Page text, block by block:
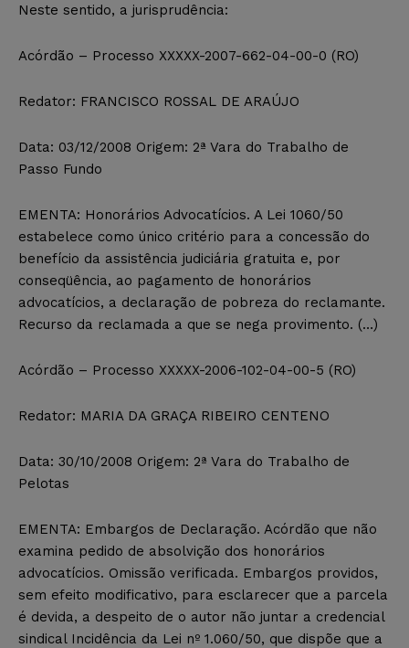
Neste sentido, a jurisprudência:
Acórdão – Processo XXXXX-2007-662-04-00-0 (RO)
Redator: FRANCISCO ROSSAL DE ARAÚJO
Data: 03/12/2008 Origem: 2ª Vara do Trabalho de
Passo Fundo
EMENTA: Honorários Advocatícios. A Lei 1060/50
estabelece como único critério para a concessão do
benefício da assistência judiciária gratuita e, por
conseqüência, ao pagamento de honorários
advocatícios, a declaração de pobreza do reclamante.
Recurso da reclamada a que se nega provimento. (…)
Acórdão – Processo XXXXX-2006-102-04-00-5 (RO)
Redator: MARIA DA GRAÇA RIBEIRO CENTENO
Data: 30/10/2008 Origem: 2ª Vara do Trabalho de
Pelotas
EMENTA: Embargos de Declaração. Acórdão que não
examina pedido de absolvição dos honorários
advocatícios. Omissão verificada. Embargos providos,
sem efeito modificativo, para esclarecer que a parcela
é devida, a despeito de o autor não juntar a credencial
sindical Incidência da Lei nº 1.060/50, que dispõe que a